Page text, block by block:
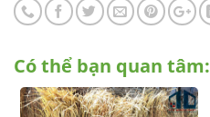
Có thể bạn quan tâm: